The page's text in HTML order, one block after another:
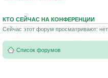
КТО СЕЙЧАС НА КОНФЕРЕНЦИИ
Сейчас этот форум просматривают: нет
Список форумов